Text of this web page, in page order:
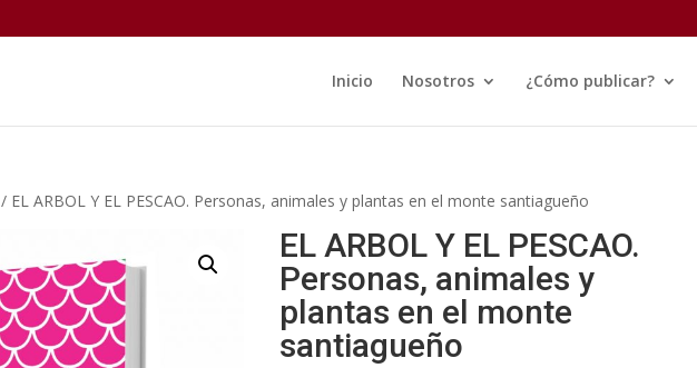
Inicio Nosotros ¿Cómo publicar?
/ EL ARBOL Y EL PESCAO. Personas, animales y plantas en el monte santiagueño
EL ARBOL Y EL PESCAO.
Personas, animales y
plantas en el monte
santiagueño